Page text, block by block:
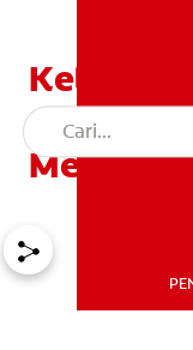
Ketika
Sakit: